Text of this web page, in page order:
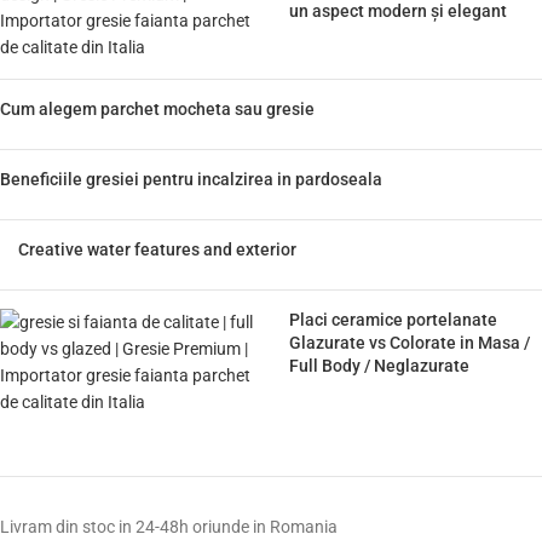
un aspect modern și elegant
Cum alegem parchet mocheta sau gresie
Beneficiile gresiei pentru incalzirea in pardoseala
Creative water features and exterior
Placi ceramice portelanate
Glazurate vs Colorate in Masa /
Full Body / Neglazurate
Livram din stoc in 24-48h oriunde in Romania